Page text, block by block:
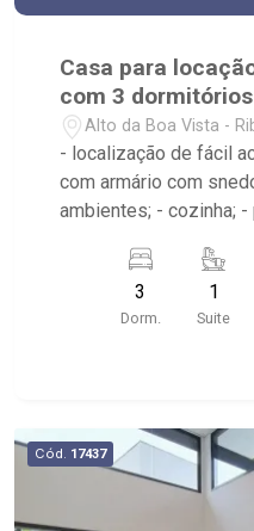
Casa para
com 3 dormitórios
Alto da Boa Vista -
- localização de fácil
com armário com
ambientes; - cozinha;
jardim de inverno.
3
Dorm.
1
Suite
Cód. 17437